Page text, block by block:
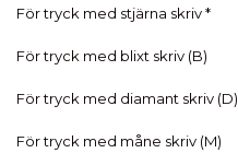
För tryck med stjärna skriv *
För tryck med blixt skriv (B)
För tryck med diamant skriv (D)
För tryck med måne skriv (M)